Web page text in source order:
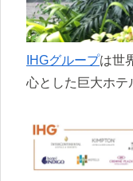
IHGグループは世
心とした巨大ホテ